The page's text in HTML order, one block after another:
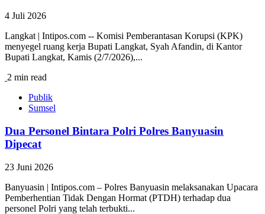
4 Juli 2026
Langkat | Intipos.com -- Komisi Pemberantasan Korupsi (KPK)
menyegel ruang kerja Bupati Langkat, Syah Afandin, di Kantor
Bupati Langkat, Kamis (2/7/2026),...
2 min read
Publik
Sumsel
Dua Personel Bintara Polri Polres Banyuasin
Dipecat
23 Juni 2026
Banyuasin | Intipos.com – Polres Banyuasin melaksanakan Upacara
Pemberhentian Tidak Dengan Hormat (PTDH) terhadap dua
personel Polri yang telah terbukti...